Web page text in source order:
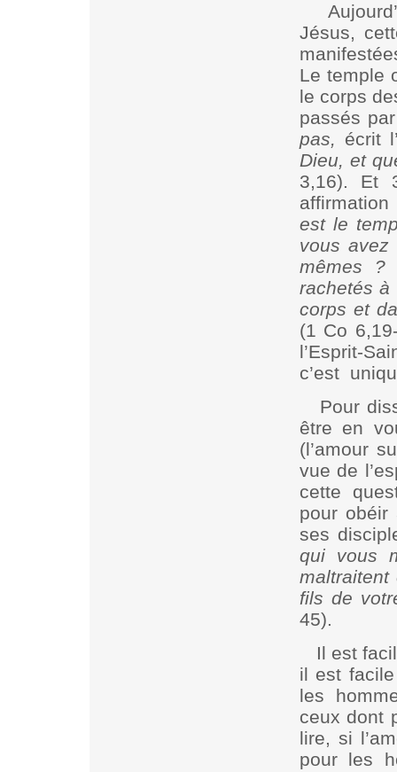
Jésus,
Le temple
le corps
passés
pas, écrit
Dieu, et
3,16). Et
est le
vous avez
mêmes
rachetés
corps et
(1 Co
l’Esprit-
c’est
Pour
être en
(l’amour
vue de
cette
pour obéir
ses
qui vous
maltraitent
fils de
45).
Il est
il est
les
ceux dont
lire, si
pour les